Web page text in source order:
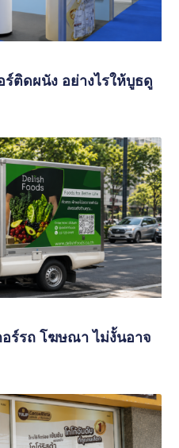
ติดผนัง อย่างไรให้บูธดู
ร์รถ โฆษณา ไม่งั้นอาจ